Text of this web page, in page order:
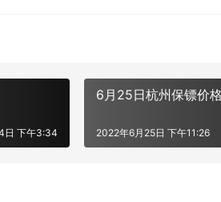
日 下午3:34
6月25日杭州保镖价
2022年6月25日 下午11:26